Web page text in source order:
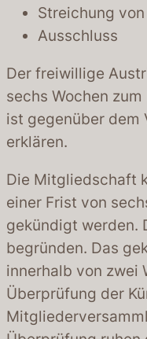
Streichung
Ausschluss
Der freiwillige
sechs Wochen
ist gegenüber dem
erklären.
Die Mitgliedschaft
einer Frist von
gekündigt werden.
begründen. Das
innerhalb von zwei
Überprüfung der